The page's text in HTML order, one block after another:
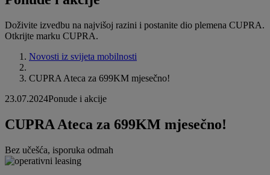
Doživite izvedbu na najvišoj razini i postanite dio plemena CUPRA.
Otkrijte marku CUPRA.
Novosti iz svijeta mobilnosti
CUPRA Ateca za 699KM mjesečno!
23.07.2024Ponude i akcije
CUPRA Ateca za 699KM mjesečno!
Bez učešća, isporuka odmah